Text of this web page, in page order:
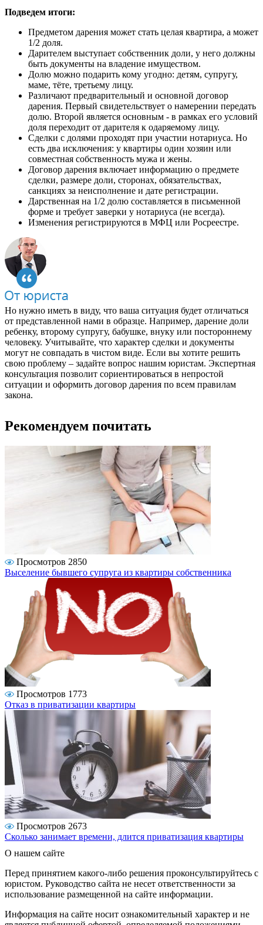
Подведем итоги:
Предметом дарения может стать целая квартира, а может
1/2 доля.
Дарителем выступает собственник доли, у него должны
быть документы на владение имуществом.
Долю можно подарить кому угодно: детям, супругу,
маме, тёте, третьему лицу.
Различают предварительный и основной договор
дарения. Первый свидетельствует о намерении передать
долю. Второй является основным - в рамках его условий
доля переходит от дарителя к одаряемому лицу.
Сделки с долями проходят при участии нотариуса. Но
есть два исключения: у квартиры один хозяин или
совместная собственность мужа и жены.
Договор дарения включает информацию о предмете
сделки, размере доли, сторонах, обязательствах,
санкциях за неисполнение и дате регистрации.
Дарственная на 1/2 долю составляется в письменной
форме и требует заверки у нотариуса (не всегда).
Изменения регистрируются в МФЦ или Росреестре.
Но нужно иметь в виду, что ваша ситуация будет отличаться
от представленной нами в образце. Например, дарение доли
ребенку, второму супругу, бабушке, внуку или постороннему
человеку. Учитывайте, что характер сделки и документы
могут не совпадать в чистом виде. Если вы хотите решить
свою проблему – задайте вопрос нашим юристам. Экспертная
консультация позволит сориентироваться в непростой
ситуации и оформить договор дарения по всем правилам
закона.
Рекомендуем почитать
Просмотров 2850
Выселение бывшего супруга из квартиры собственника
Просмотров 1773
Отказ в приватизации квартиры
Просмотров 2673
Сколько занимает времени, длится приватизация квартиры
О нашем сайте
Перед принятием какого-либо решения проконсультируйтесь с
юристом. Руководство сайта не несет ответственности за
использование размещенной на сайте информации.
Информация на сайте носит ознакомительный характер и не